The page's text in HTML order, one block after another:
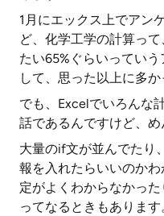
1月にエックス上でアン
ど、化学工学の計算っ
たい65%ぐらいってい
して、思った以上に多か
でも、Excelでいろんな
話であるんですけど、め
大量のif文が並んでたり
報を入れたらいいのか
定がよくわからなかっ
ってなるときもあります